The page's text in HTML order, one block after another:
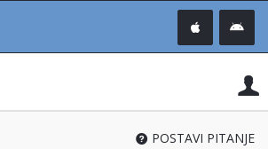
®
POSTAVI PITANJE